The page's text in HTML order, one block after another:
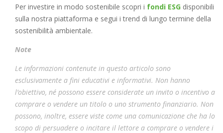
Per investire in modo sostenibile scopri i fondi ESG disponibili
sulla nostra piattaforma e segui i trend di lungo termine della
sostenibilità ambientale.
Note
Le informazioni contenute in questo articolo sono
esclusivamente a fini educativi e informativi. Non hanno
l’obiettivo, né possono essere considerate un invito o incentivo a
comprare o vendere un titolo o uno strumento finanziario. Non
possono, inoltre, essere viste come una comunicazione che ha lo
scopo di persuadere o incitare il lettore a comprare o vendere i